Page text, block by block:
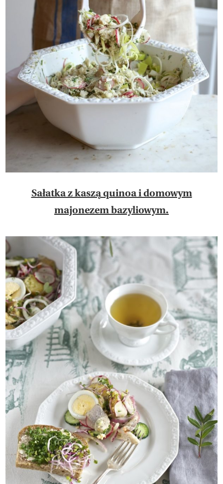
Sałatka z kaszą quinoa i domowym
majonezem bazyliowym.